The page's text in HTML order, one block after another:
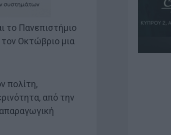
το Πανεπιστήμιο
Οκτώβριο μια
πολίτη,
από την